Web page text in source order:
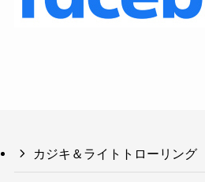
カジキ＆ライトトローリング